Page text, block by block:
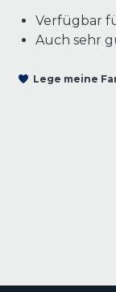
Verfügbar
Auch sehr
Lege meine